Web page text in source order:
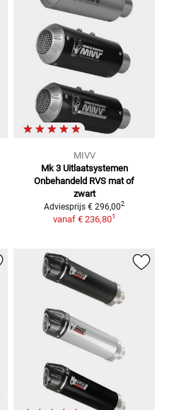
MIVV
Mk 3 Uitlaatsystemen
Onbehandeld RVS mat of
zwart
Adviesprijs € 296,002
vanaf € 236,801